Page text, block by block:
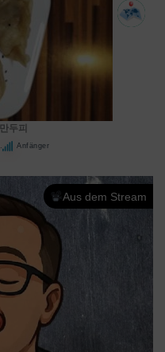
두피
Anfänger
Aus dem Stream